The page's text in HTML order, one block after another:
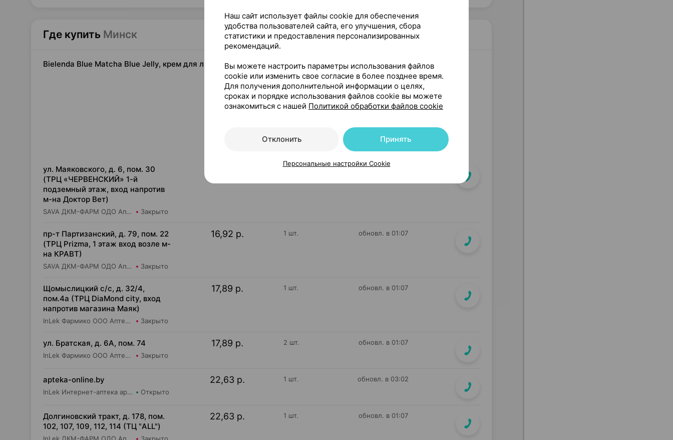
Где купить Минск
Bielenda Blue Matcha Blue Jelly, крем для лица [увлажняющий], 50 мл ×1, Фармона Польша
6
ул. Маяковского, д. 6, пом. 30
(ТРЦ «ЧЕРВЕНСКИЙ» 1-й
подземный этаж, вход напротив
м-на Доктор Вет)
SAVA ДКМ-ФАРМ ОДО Аптека №13 Закрыто
1 шт. обновл. в 01:07
пр-т Партизанский, д. 79, пом. 22
(ТРЦ Prizma, 1 этаж вход возле м-
на КРАВТ)
SAVA ДКМ-ФАРМ ОДО Аптека №24 Закрыто
16,92 р. 1 шт. обновл. в 01:07
Щомыслицкий с/с, д. 32/4,
пом.4а (ТРЦ DiaMond city, вход
напротив магазина Маяк)
InLek Фармико ООО Аптека №36 Закрыто
17,89 р. 1 шт. обновл. в 01:07
ул. Братская, д. 6А, пом. 74
InLek Фармико ООО Аптека №34 Закрыто
17,89 р. 2 шт. обновл. в 01:07
apteka-online.by
InLek Интернет-аптека apteka-online.by Открыто
22,63 р. 1 шт. обновл. в 03:02
Долгиновский тракт, д. 178, пом.
102, 107, 109, 112, 114 (ТЦ "ALL")
22,63 р. 1 шт. обновл. в 01:07
Наш сайт использует файлы cookie для обеспечения
удобства пользователей сайта, его улучшения, сбора
статистики и предоставления персонализированных
рекомендаций.
Вы можете настроить параметры использования файлов
cookie или изменить свое согласие в более позднее время.
Для получения дополнительной информации о целях,
сроках и порядке использования файлов cookie вы можете
ознакомиться с нашей Политикой обработки файлов cookie
Отклонить Принять
Персональные настройки Cookie